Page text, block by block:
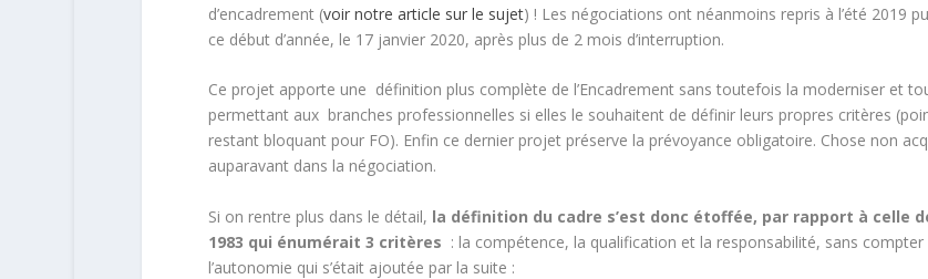
d’encadrement (voir notre article sur le sujet) ! Les négociations ont néanmoins repris à l’été 2019
ce début d’année, le 17 janvier 2020, après plus de 2 mois d’interruption.
Ce projet apporte une définition plus complète de l’Encadrement sans toutefois la moderniser et
permettant aux branches professionnelles si elles le souhaitent de définir leurs propres critères
restant bloquant pour FO). Enfin ce dernier projet préserve la prévoyance obligatoire. Chose non
auparavant dans la négociation.
Si on rentre plus dans le détail, la définition du cadre s’est donc étoffée, par rapport à celle
1983 qui énumérait 3 critères : la compétence, la qualification et la responsabilité, sans compter
l’autonomie qui s’était ajoutée par la suite :